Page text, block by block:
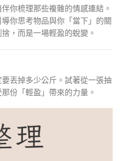
你梳理那些複雜的情感連結。
你思考物品與你「當下」的關
，而是一場輕盈的蛻變。
丟掉多少公斤。試著從一張抽
份「輕盈」帶來的力量。